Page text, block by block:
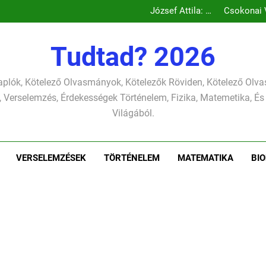
Csokonai
József
Csokonai
Tudtad? 2026
Kötelező Olvasmányok, Kötelezők Röviden, Kötelező
Verselemzés, Érdekességek Történelem, Fizika, Matemetika,
Világából.
VERSELEMZÉSEK TÖRTÉNELEM MATEMATIKA